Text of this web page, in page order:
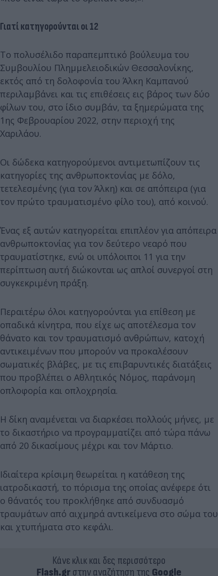
Γιατί κατηγορούνται οι 12
Το πολυσέλιδο παραπεμπτικό βούλευμα του
Συμβουλίου Πλημμελειοδικών Θεσσαλονίκης,
εκτός από τη δολοφονία του Άλκη Καμπανού
περιλαμβάνει και τις επιθέσεις εις βάρος των δύο
φίλων του, στο ίδιο συμβάν, τα ξημερώματα της
1ης Φεβρουαρίου 2022, στην περιοχή της
Χαριλάου.
Οι δώδεκα κατηγορούμενοι αντιμετωπίζουν τις
κατηγορίες της ανθρωποκτονίας με δόλο,
τετελεσμένης (για τον Άλκη) και σε απόπειρα (για
τον πρώτο τραυματισμένο φίλο του), από κοινού.
Ένας εξ αυτών κατηγορείται επιπλέον για απόπειρα
ανθρωποκτονίας για τον δεύτερο νεαρό που
τραυματίστηκε, ενώ οι υπόλοιποι 11 για την
περίπτωση αυτή διώκονται ως απλοί συνεργοί στη
συγκεκριμένη πράξη.
Περαιτέρω όλοι κατηγορούνται για επίθεση με
οπαδικά κίνητρα, που είχε ως αποτέλεσμα τον
θάνατο και τον τραυματισμό ανθρώπων, κατοχή
αντικειμένων που μπορούν να προκαλέσουν
σωματικές βλάβες, με τις επιβαρυντικές διατάξεις
που προβλέπει ο Αθλητικός Νόμος, παράνομη
οπλοφορία και οπλοχρησία.
Η δίκη αναμένεται να διαρκέσει πολλούς μήνες, με
το δικαστήριο να προγραμματίζει από τώρα πάνω
από 20 δικασίμους μέχρι και τον Μάρτιο.
Ιδιαίτερα κρίσιμη θεωρείται η κατάθεση της
ιατροδικαστή, το πόρισμα της οποίας ανέφερε ότι
ο θάνατός του προκλήθηκε από συνδυασμό
τραυμάτων από αιχμηρά αντικείμενα στο σώμα του
και χτυπήματα στο κεφάλι.
Κάνε κλικ και δες περισσότερο
Flash.grστην αναζήτηση της Google